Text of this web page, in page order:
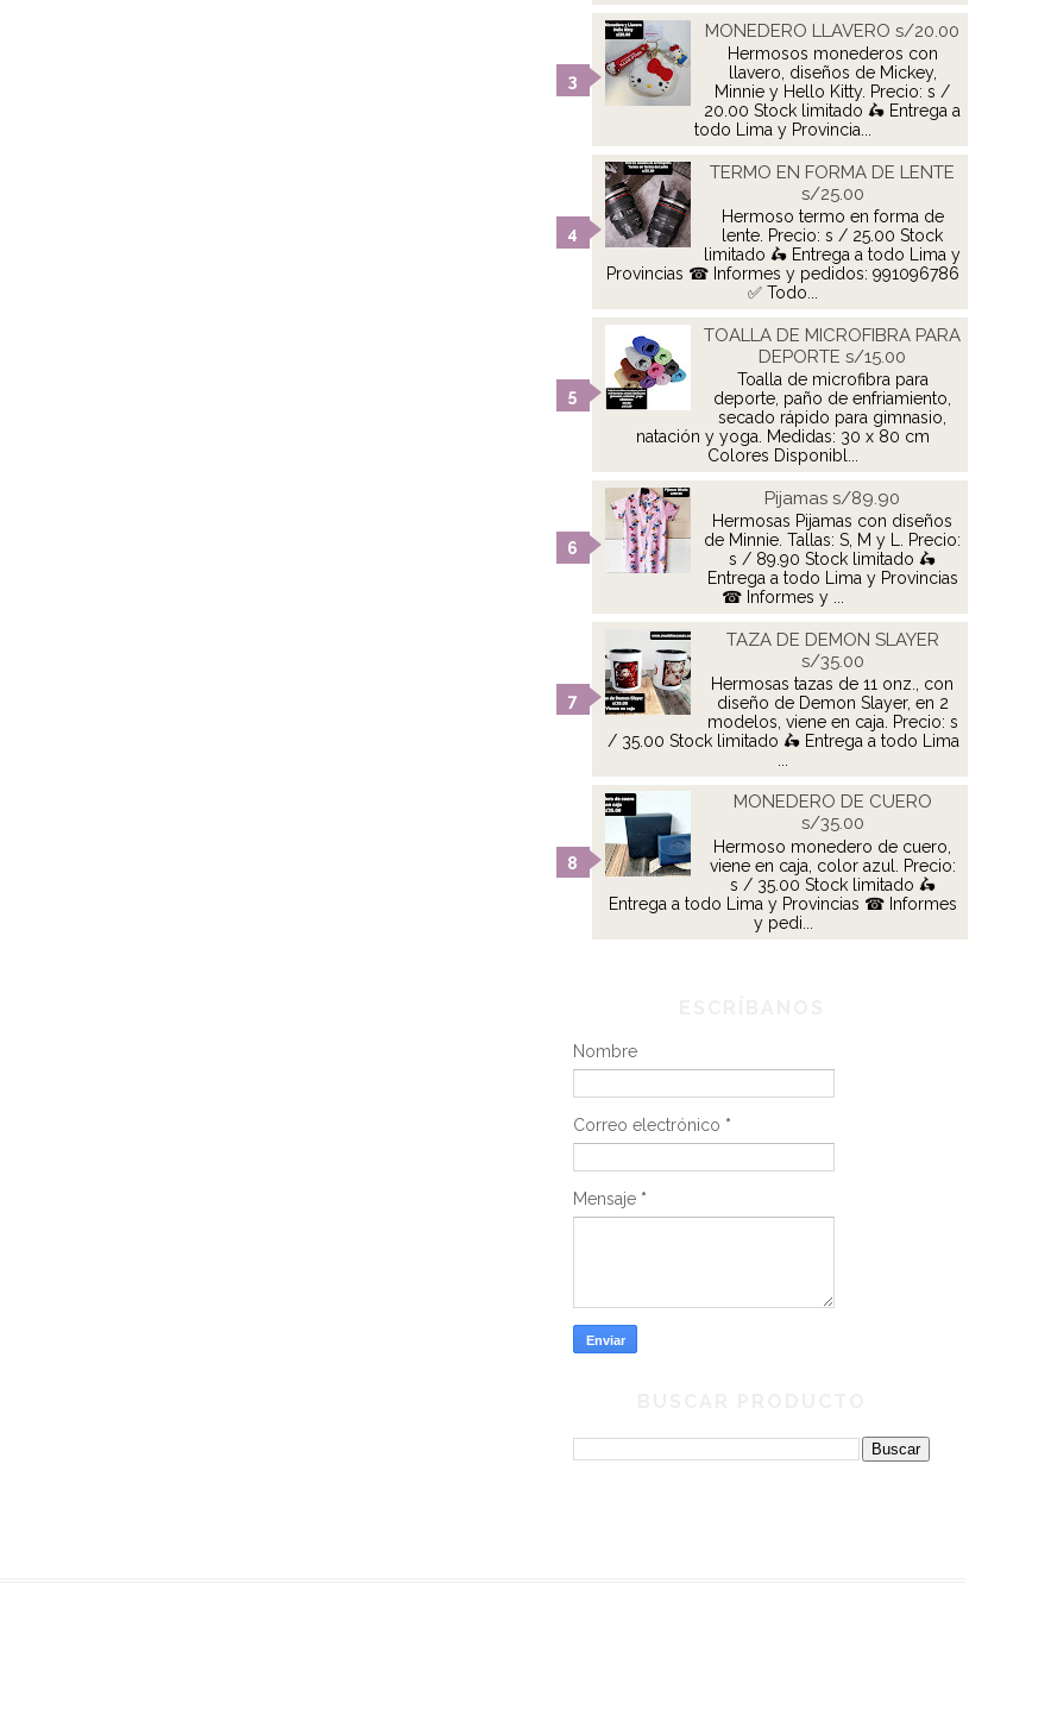
MONEDERO LLAVERO s/20.00
Hermosos monederos con
llavero, diseños de Mickey,
Minnie y Hello Kitty. Precio: s /
20.00 Stock limitado 🛵 Entrega a
todo Lima y Provincia...
TERMO EN FORMA DE LENTE
s/25.00
Hermoso termo en forma de
lente. Precio: s / 25.00 Stock
limitado 🛵 Entrega a todo Lima y
Provincias ☎ Informes y pedidos: 991096786
✅ Todo...
TOALLA DE MICROFIBRA PARA
DEPORTE s/15.00
Toalla de microfibra para
deporte, paño de enfriamiento,
secado rápido para gimnasio,
natación y yoga. Medidas: 30 x 80 cm
Colores Disponibl...
Pijamas s/89.90
Hermosas Pijamas con diseños
de Minnie. Tallas: S, M y L. Precio:
s / 89.90 Stock limitado 🛵
Entrega a todo Lima y Provincias
☎ Informes y ...
TAZA DE DEMON SLAYER
s/35.00
Hermosas tazas de 11 onz., con
diseño de Demon Slayer, en 2
modelos, viene en caja. Precio: s
/ 35.00 Stock limitado 🛵 Entrega a todo Lima
...
MONEDERO DE CUERO
s/35.00
Hermoso monedero de cuero,
viene en caja, color azul. Precio:
s / 35.00 Stock limitado 🛵
Entrega a todo Lima y Provincias ☎ Informes
y pedi...
Nombre
Correo electrónico *
Mensaje *